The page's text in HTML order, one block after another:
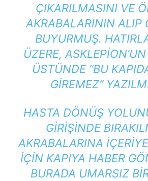
ÇIKARILMASINI VE
AKRABALARININ ALIP
BUYURMUŞ.
ÜZERE,
ÜSTÜNDE “BU
GIREMEZ”
HASTA DÖNÜŞ
GIRIŞINDE
AKRABALARINA
IÇIN KAPIYA HABER
BURADA UMARSIZ